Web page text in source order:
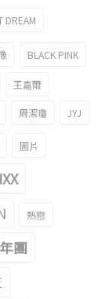
DREAM
BLACK PINK
王嘉爾
周潔瓊 JYJ
圖片
熱戀
團